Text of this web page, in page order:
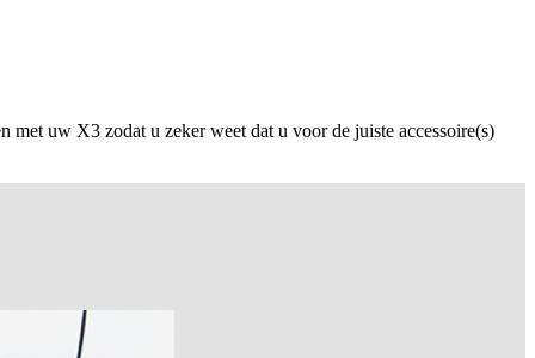
met uw X3 zodat u zeker weet dat u voor de juiste accessoire(s)